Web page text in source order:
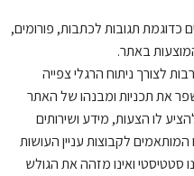
כדוגמת תגובות לכתבות, פורומים,
באתר.
לצורך ניתוח הרגלי צפייה
את תכניות ומבנהו של האתר
לו הצעות, מידע ושירותים
המותאמים לקבוצות עניין העושות
סטטיסטי ואינו מזהה את הגולש